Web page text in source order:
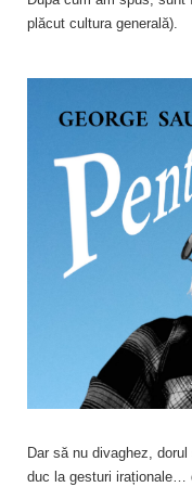
plăcut cultura generală).
Dar să nu divaghez,
duc la gesturi iraționale…